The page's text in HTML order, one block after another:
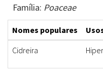
Família: Poaceae
Nomes populares
Cidreira